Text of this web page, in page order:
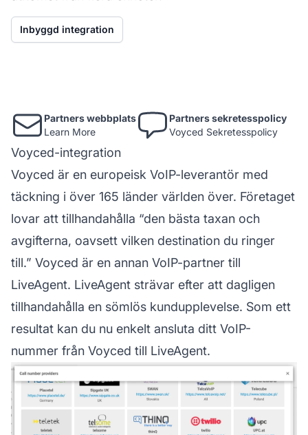
Inbyggd integration
Partners webbplats
Learn More
Partners sekretesspolicy
Voyced Sekretesspolicy
Voyced-integration
Voyced är en europeisk VoIP-leverantör med
täckning i över 165 länder världen över. Företaget
lovar att tillhandahålla “den bästa taxan och
avgifterna, oavsett vilken destination du ringer
till.” Voyced är en annan VoIP-partner till
LiveAgent. LiveAgent strävar efter att dagligen
tillhandahålla en sömlös kundupplevelse. Som ett
resultat kan du nu enkelt ansluta ditt VoIP-
nummer från Voyced till LiveAgent.